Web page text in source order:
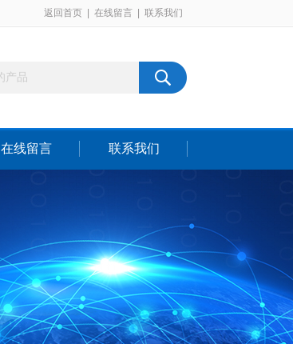
返回首页 在线留言 联系我们
在线留言 联系我们